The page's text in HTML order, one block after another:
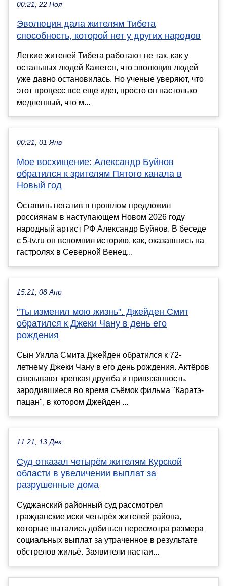
00:21, 22 Ноя
Эволюция дала жителям Тибета
способность, которой нет у других народов
Легкие жителей Тибета работают не так, как у
остальных людей Кажется, что эволюция людей
уже давно остановилась. Но ученые уверяют, что
этот процесс все еще идет, просто он настолько
медленный, что м...
00:21, 01 Янв
Мое восхищение: Александр Буйнов
обратился к зрителям Пятого канала в
Новый год
Оставить негатив в прошлом предложил
россиянам в наступающем Новом 2026 году
народный артист РФ Александр Буйнов. В беседе
с 5-tv.ru он вспомнил историю, как, оказавшись на
гастролях в Северной Венец...
15:21, 08 Апр
"Ты изменил мою жизнь". Джейден Смит
обратился к Джеки Чану в день его
рождения
Сын Уилла Смита Джейден обратился к 72-
летнему Джеки Чану в его день рождения. Актёров
связывают крепкая дружба и привязанность,
зародившиеся во время съёмок фильма "Каратэ-
пацан", в котором Джейден ...
11:21, 13 Дек
Суд отказал четырём жителям Курской
области в увеличении выплат за
разрушенные дома
Суджанский районный суд рассмотрел
гражданские иски четырёх жителей района,
которые пытались добиться пересмотра размера
социальных выплат за утраченное в результате
обстрелов жильё. Заявители настаи...